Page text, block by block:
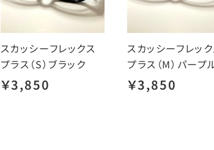
スカッシーフレックス
プラス（S）ブラック
￥3,850
スカッシーフレッ
プラス（M）パープ
￥3,850